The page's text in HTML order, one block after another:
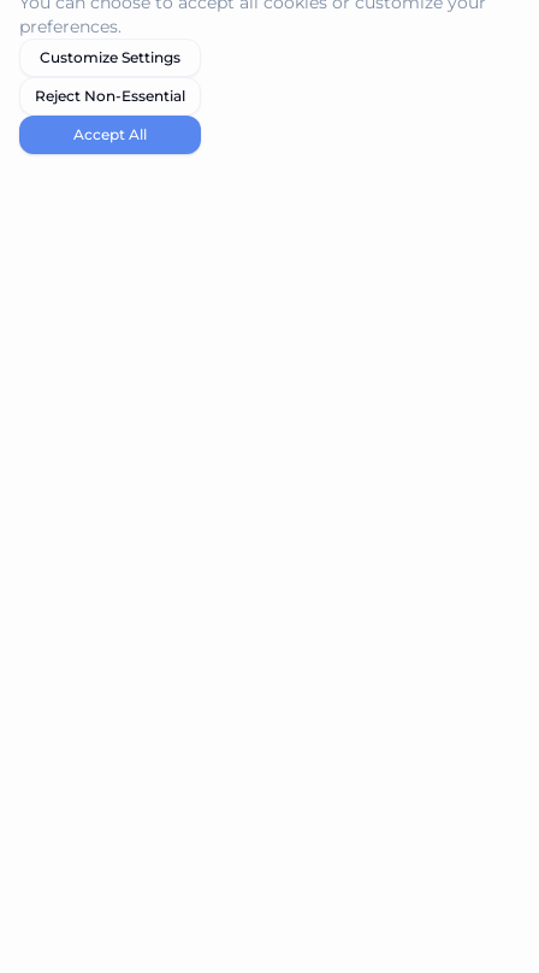
preferences.
Customize Settings
Reject Non-Essential
Accept All